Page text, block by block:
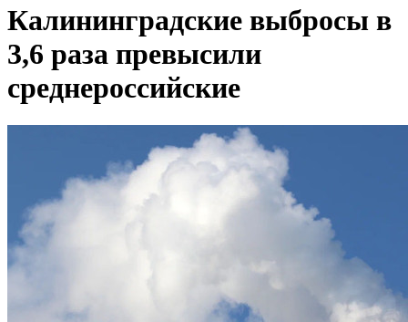
Калининградские выбросы в
3,6 раза превысили
среднероссийские